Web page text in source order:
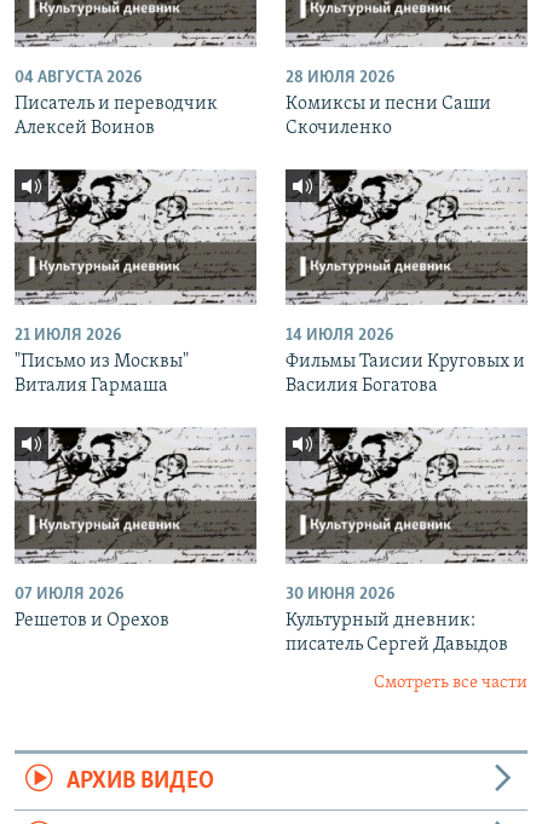
04 АВГУСТА 2026
Писатель и переводчик
Алексей Воинов
28 ИЮЛЯ 2026
Комиксы и песни Саши
Скочиленко
21 ИЮЛЯ 2026
"Письмо из Москвы"
Виталия Гармаша
14 ИЮЛЯ 2026
Фильмы Таисии Круговых и
Василия Богатова
07 ИЮЛЯ 2026
Решетов и Орехов
30 ИЮНЯ 2026
Культурный дневник:
писатель Сергей Давыдов
Смотреть все части
АРХИВ ВИДЕО